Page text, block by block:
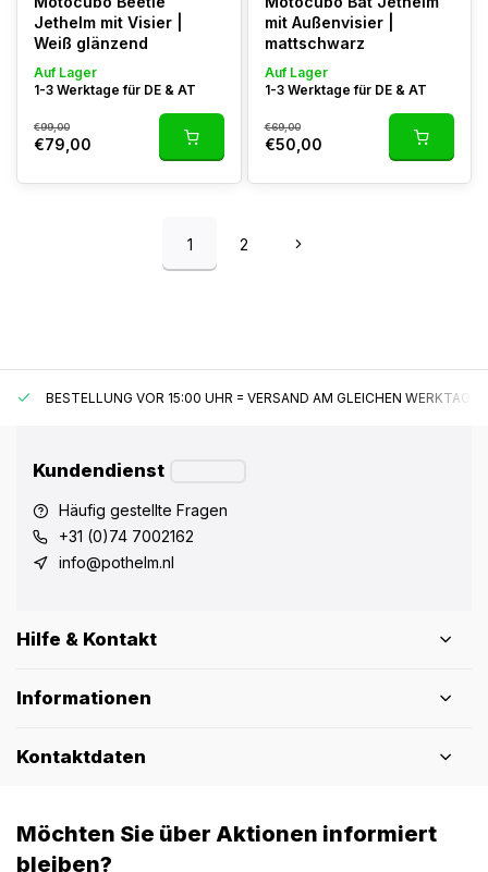
Jethelm mit Visier |
Weiß glänzend
Auf Lager
1-3 Werktage für DE & AT
€99,00
€79,00
mit Außenvisier |
mattschwarz
Auf Lager
1-3 Werktage für DE & AT
€69,00
€50,00
1 2
BESTELLUNG VOR 15:00 UHR = VERSAND AM GLEICHEN WERKTAG*
Kundendienst
Häufig gestellte Fragen
+31 (0)74 7002162
info@pothelm.nl
Hilfe & Kontakt
Informationen
Kontaktdaten
Möchten Sie über Aktionen informiert
bleiben?